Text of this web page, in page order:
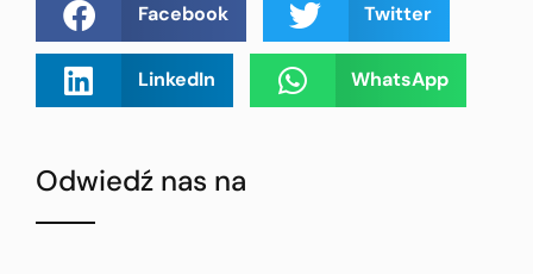
Facebook Twitter
LinkedIn WhatsApp
Odwiedź nas na